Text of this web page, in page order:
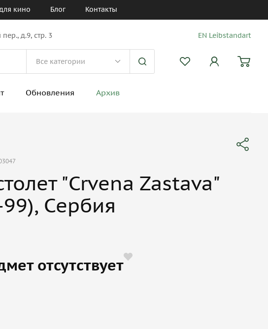
кино Блог Контакты
д.9, стр. 3 EN Leibstandart
Обновления Архив
"Crvena Zastava"
99), Сербия
отсутствует